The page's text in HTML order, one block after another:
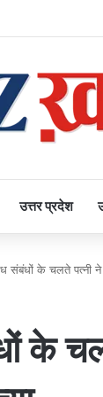
उत्तर प्रदेश
संबंधों के चलते पत्नी ने
के